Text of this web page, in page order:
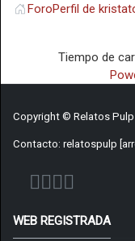
ForoPerfil de
Tiempo de
Copyright © Relatos
Contacto: relatospulp
WEB REGISTRADA